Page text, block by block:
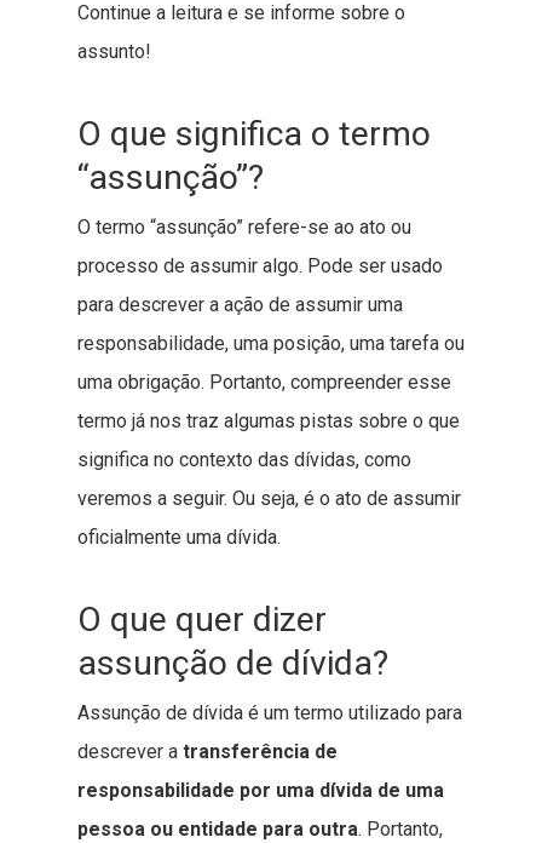
Continue a leitura e se informe sobre o
assunto!
O que significa o termo
“assunção”?
O termo “assunção” refere-se ao ato ou
processo de assumir algo. Pode ser usado
para descrever a ação de assumir uma
responsabilidade, uma posição, uma tarefa ou
uma obrigação. Portanto, compreender esse
termo já nos traz algumas pistas sobre o que
significa no contexto das dívidas, como
veremos a seguir. Ou seja, é o ato de assumir
oficialmente uma dívida.
O que quer dizer
assunção de dívida?
Assunção de dívida é um termo utilizado para
descrever a transferência de
responsabilidade por uma dívida de uma
pessoa ou entidade para outra. Portanto,